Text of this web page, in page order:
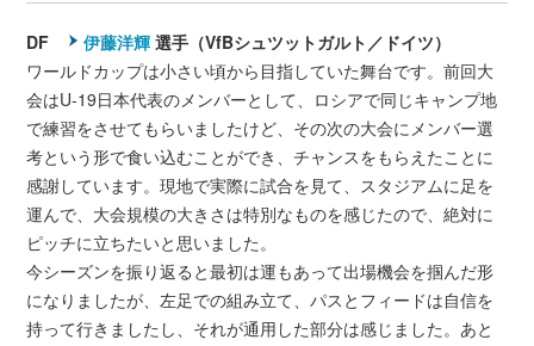
DF 伊藤洋輝 選手（VfBシュツットガルト／ドイツ）
ワールドカップは小さい頃から目指していた舞台です。前回大
会はU-19日本代表のメンバーとして、ロシアで同じキャンプ地
で練習をさせてもらいましたけど、その次の大会にメンバー選
考という形で食い込むことができ、チャンスをもらえたことに
感謝しています。現地で実際に試合を見て、スタジアムに足を
運んで、大会規模の大きさは特別なものを感じたので、絶対に
ピッチに立ちたいと思いました。
今シーズンを振り返ると最初は運もあって出場機会を掴んだ形
になりましたが、左足での組み立て、パスとフィードは自信を
持って行きましたし、それが通用した部分は感じました。あと